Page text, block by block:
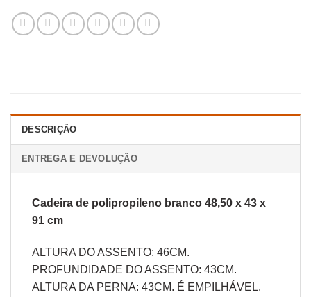
DESCRIÇÃO
ENTREGA E DEVOLUÇÃO
Cadeira de polipropileno branco 48,50 x 43 x
91 cm
ALTURA DO ASSENTO: 46CM.
PROFUNDIDADE DO ASSENTO: 43CM.
ALTURA DA PERNA: 43CM. É EMPILHÁVEL.